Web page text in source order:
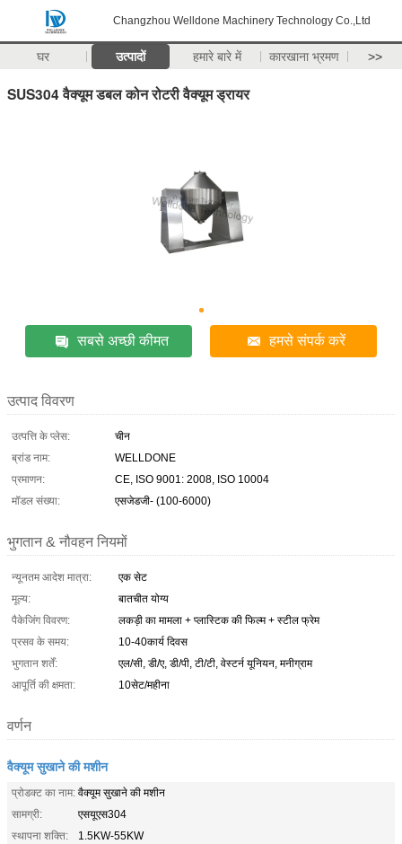
Changzhou Welldone Machinery Technology Co.,Ltd
घर उत्पादों हमारे बारे में कारखाना भ्रमण >>
SUS304 वैक्यूम डबल कोन रोटरी वैक्यूम ड्रायर
सबसे अच्छी कीमत हमसे संपर्क करें
उत्पाद विवरण
उत्पत्ति के प्लेस:
चीन
ब्रांड नाम:
WELLDONE
प्रमाणन:
CE, ISO 9001: 2008, ISO 10004
मॉडल संख्या:
एसजेडजी- (100-6000)
भुगतान & नौवहन नियमों
न्यूनतम आदेश मात्रा:
एक सेट
मूल्य:
बातचीत योग्य
पैकेजिंग विवरण:
लकड़ी का मामला + प्लास्टिक की फिल्म + स्टील फ्रेम
प्रसव के समय:
10-40कार्य दिवस
भुगतान शर्तें:
एल/सी, डी/ए, डी/पी, टी/टी, वेस्टर्न यूनियन, मनीग्राम
आपूर्ति की क्षमता:
10सेट/महीना
वर्णन
वैक्यूम सुखाने की मशीन
प्रोडक्ट का नाम: वैक्यूम सुखाने की मशीन
सामग्री:
एसयूएस304
स्थापना शक्ति:
1.5KW-55KW